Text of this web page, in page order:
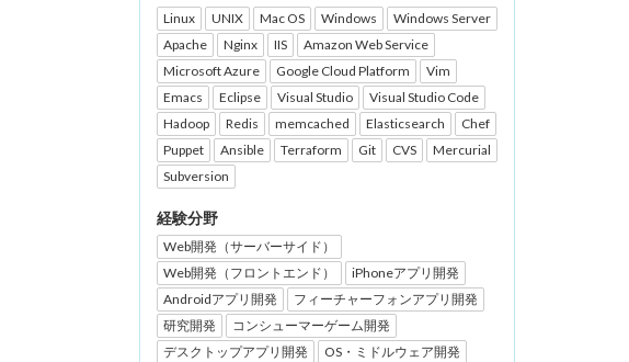
Linux UNIX Mac OS Windows
Windows Server
Apache
Nginx IIS
Amazon Web Service
Microsoft Azure
Google Cloud Platform
Vim
Emacs
Eclipse Visual Studio
Visual Studio Code
Hadoop
Redis memcached Elasticsearch
Chef
Puppet
Ansible Terraform Git CVS
Mercurial
Subversion
経験分野
Web開発（サーバーサイド）
Web開発（フロントエンド）
iPhoneアプリ開発
Androidアプリ開発
フィーチャーフォンアプリ開発
研究開発
コンシューマーゲーム開発
デスクトップアプリ開発
OS・ミドルウェア開発